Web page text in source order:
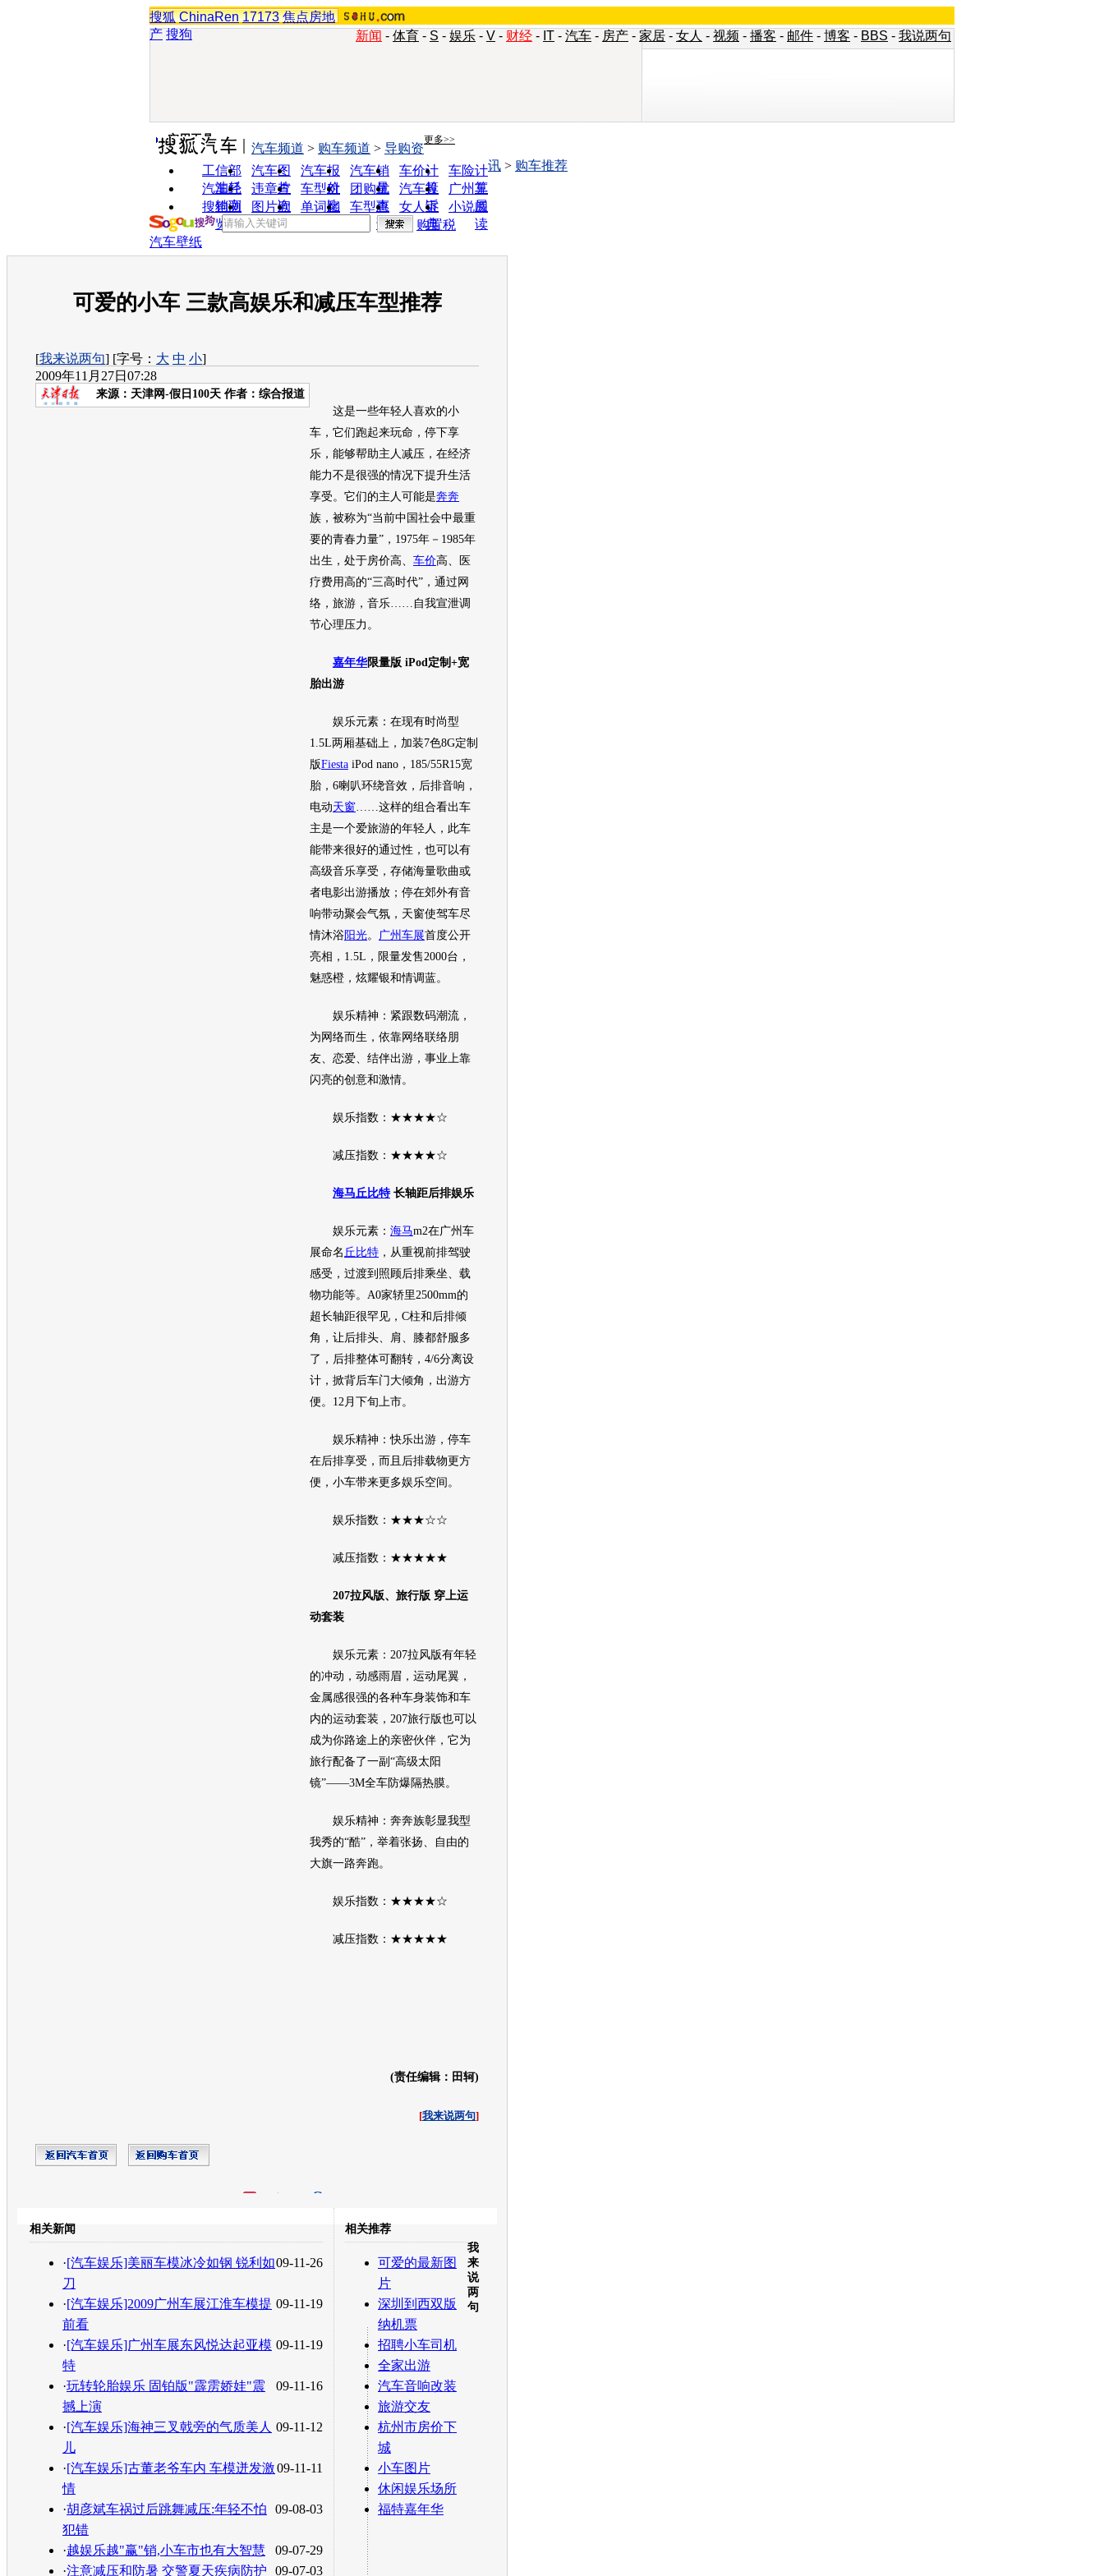
搜狐 ChinaRen 17173 焦点房地
产 搜狗 新闻 - 体育 - S - 娱乐 - V - 财经 - IT - 汽车 - 房产 - 家居 - 女人 - 视频 - 播客 - 邮件 - 博客 - BBS - 我说两句
实用工具 更多>>
工信部
油耗
汽车图
片
汽车报
价
汽车销
量
车价计
算
车险计
算
汽车经
销商
违章查
询
车型对
比
团购优
惠
汽车投
诉
广州车
展
搜狗浏
览器
图片欣
赏
单词翻
车型查
询
女人宝
典
小说阅
读
汽车频道 > 购车频道 > 导购资
讯 > 购车推荐
购置税
汽车壁纸
可爱的小车 三款高娱乐和减压车型推荐
[我来说两句] [字号： 大 中 小]
2009年11月27日07:28
来源： 天津网-假日100天 作者：综合报道
这是一些年轻人喜欢的小
车，它们跑起来玩命，停下享
乐，能够帮助主人减压，在经济
能力不是很强的情况下提升生活
享受。它们的主人可能是奔奔
族，被称为“当前中国社会中最重
要的青春力量”，1975年－1985年
出生，处于房价高、 车价高、医
疗费用高的“三高时代”，通过网
络，旅游，音乐……自我宣泄调
节心理压力。
嘉年华限量版 iPod定制+宽
胎出游
娱乐元素：在现有时尚型
1.5L两厢基础上，加装7色8G定制
版Fiesta iPod nano，185/55R15宽
胎，6喇叭环绕音效，后排音响，
电动天窗 ……这样的组合看出车
主是一个爱旅游的年轻人，此车
能带来很好的通过性，也可以有
高级音乐享受，存储海量歌曲或
者电影出游播放；停在郊外有音
响带动聚会气氛， 天窗使驾车尽
情沐浴 阳光。 广州车展首度公开
亮相，1.5L，限量发售2000台，
魅惑橙，炫耀银和情调蓝。
娱乐精神：紧跟数码潮流，
为网络而生，依靠网络联络朋
友、恋爱、结伴出游，事业上靠
闪亮的创意和激情。
娱乐指数：★★★★☆
减压指数：★★★★☆
海马丘比特长轴距后排娱乐
娱乐元素： 海马m2在广州车
展命名 丘比特 ，从重视前排驾驶
感受，过渡到照顾后排乘坐、载
物功能等。A0家轿里2500mm的
超长轴距很罕见，C柱和后排倾
角，让后排头、肩、膝都舒服多
了，后排整体可翻转，4/6分离设
计，掀背后车门大倾角，出游方
便。12月下旬上市。
娱乐精神：快乐出游，停车
在后排享受，而且后排载物更方
便，小车带来更多娱乐空间。
娱乐指数：★★★☆☆
减压指数：★★★★★
207拉风版、旅行版 穿上运
动套装
娱乐元素：207拉风版有年轻
的冲动，动感雨眉，运动尾翼，
金属感很强的各种车身装饰和车
内的运动套装，207旅行版也可以
成为你路途上的亲密伙伴，它为
旅行配备了一副“高级太阳
镜”——3M全车防爆隔热膜。
娱乐精神： 奔奔族彰显我型
我秀的“酷”，举着张扬、自由的
大旗一路奔跑。
娱乐指数：★★★★☆
减压指数：★★★★★
(责任编辑：田轲)
[我来说两句]
转发至： 白社会 百度i贴吧
相关新闻
09-11-26
·[汽车娱乐]美丽车模冰冷如钢 锐利如
刀
09-11-19
·[汽车娱乐]2009广州车展江淮车模提
前看
09-11-19
·[汽车娱乐]广州车展东风悦达起亚模
特
09-11-16
·玩转轮胎娱乐 固铂版"霹雳娇娃"震
撼上演
09-11-12
·[汽车娱乐]海神三叉戟旁的气质美人
儿
09-11-11
·[汽车娱乐]古董老爷车内 车模迸发激
情
09-08-03
·胡彦斌车祸过后跳舞减压:年轻不怕
犯错
09-07-29
·越娱乐越"赢"销,小车市也有大智慧
09-07-03
·注意减压和防暑 交警夏天疾病防护
相关推荐
可爱的最新图
片
深圳到西双版
纳机票
招聘小车司机
全家出游
汽车音响改装
旅游交友
杭州市房价下
城
小车图片
休闲娱乐场所
福特嘉年华
我
来
说
两
句